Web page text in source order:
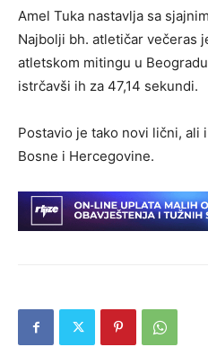
Amel Tuka nastavlja sa
Najbolji bh. atletičar večeras
atletskom mitingu u
istrčavši ih za 47,14 sekundi.
Postavio je tako novi lični, ali
Bosne i Hercegovine.